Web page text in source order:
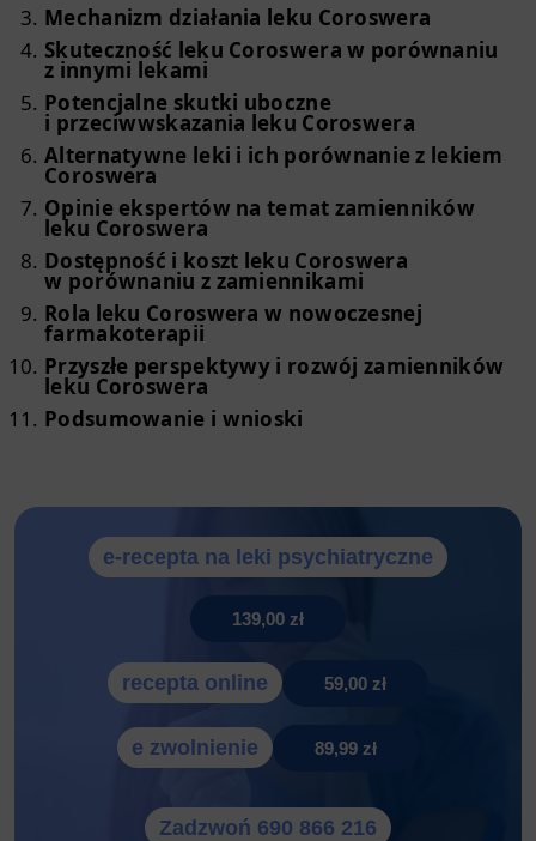
Mechanizm działania leku Coroswera
Skuteczność leku Coroswera w porównaniu
z innymi lekami
Potencjalne skutki uboczne
i przeciwwskazania leku Coroswera
Alternatywne leki i ich porównanie z lekiem
Coroswera
Opinie ekspertów na temat zamienników
leku Coroswera
Dostępność i koszt leku Coroswera
w porównaniu z zamiennikami
Rola leku Coroswera w nowoczesnej
farmakoterapii
Przyszłe perspektywy i rozwój zamienników
leku Coroswera
Podsumowanie i wnioski
e-recepta na leki psychiatryczne
139,00 zł
recepta online 59,00 zł
e zwolnienie 89,99 zł
Zadzwoń 690 866 216